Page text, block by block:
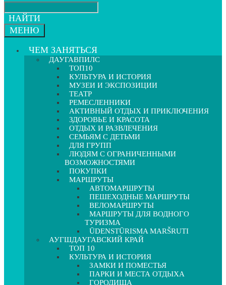
НАЙТИ
МЕНЮ
ЧЕМ ЗАНЯТЬСЯ
ДАУГАВПИЛС
ТОП10
КУЛЬТУРА И ИСТОРИЯ
МУЗЕИ И ЭКСПОЗИЦИИ
ТЕАТР
РЕМЕСЛЕННИКИ
АКТИВНЫЙ ОТДЫХ И ПРИКЛЮЧЕНИЯ
ЗДОРОВЬЕ И КРАСОТА
ОТДЫХ И РАЗВЛЕЧЕНИЯ
СЕМЬЯМ С ДЕТЬМИ
ДЛЯ ГРУПП
ЛЮДЯМ С ОГРАНИЧЕННЫМИ
ВОЗМОЖНОСТЯМИ
ПОКУПКИ
МАРШРУТЫ
АВТОМАРШРУТЫ
ПЕШЕХОДНЫЕ МАРШРУТЫ
ВЕЛОМАРШРУТЫ
МАРШРУТЫ ДЛЯ ВОДНОГО
ТУРИЗМА
ŪDENSTŪRISMA MARŠRUTI
АУГШДАУГАВСКИЙ КРАЙ
ТОП 10
КУЛЬТУРА И ИСТОРИЯ
ЗАМКИ И ПОМЕСТЬЯ
ПАРКИ И МЕСТА ОТДЫХА
ГОРОДИЩА